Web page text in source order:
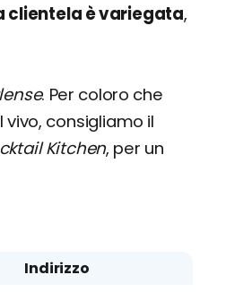
clientela è variegata,
. Per coloro che
consigliamo il
Kitchen, per un
Indirizzo